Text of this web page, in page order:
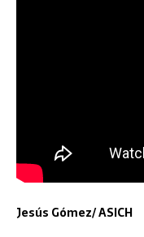
Jesús Gómez/ ASICH